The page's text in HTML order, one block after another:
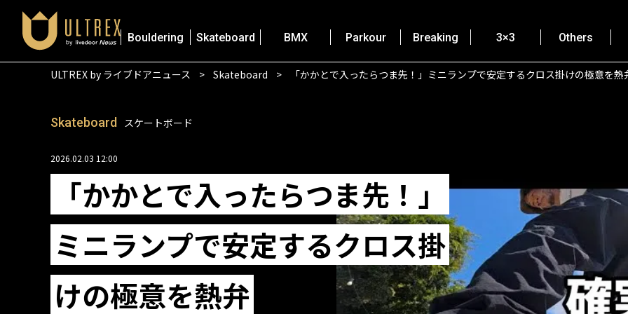
Bouldering Skateboard BMX Parkour Breaking 3×3 Others
ULTREX by ライブドアニュース Skateboard 「かかとで入ったらつま先！」ミニランプで安定するクロス掛けの極意を熱
Skateboard スケートボード
2026.02.03 12:00
「かかとで入ったらつま先！」
ミニランプで安定するクロス掛
けの極意を熱弁